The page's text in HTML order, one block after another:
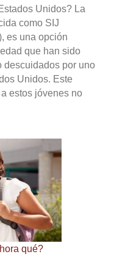
Unidos? La
como SIJ
es una opción
que han sido
descuidados por uno
Unidos. Este
estos jóvenes no
qué?